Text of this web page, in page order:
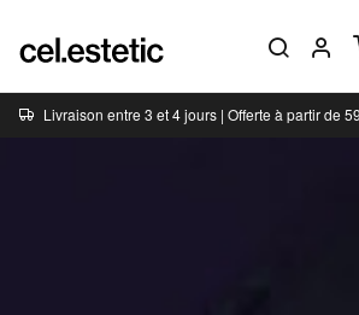
Livraison entre 3 et 4 jours | Offerte à partir de